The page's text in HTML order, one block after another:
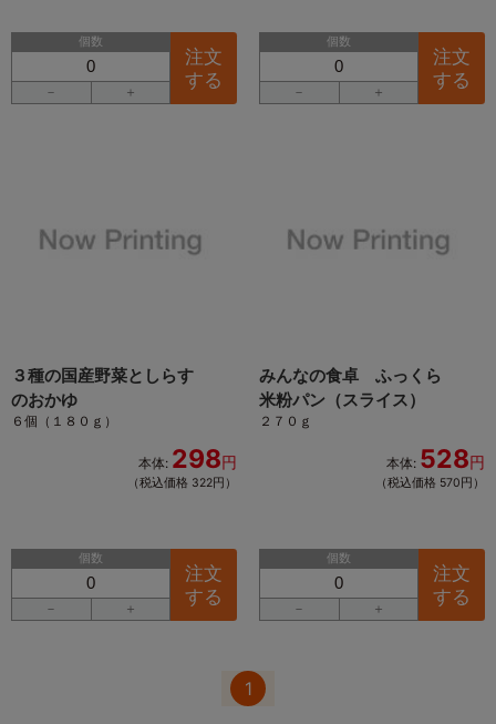
個数
－ ＋
注文
する
個数
－ ＋
注文
する
３種の国産野菜としらす
のおかゆ
６個（１８０ｇ）
本体: 298円
（税込価格 322円）
個数
－ ＋
注文
する
みんなの食卓 ふっくら
米粉パン（スライス）
２７０ｇ
本体: 528円
（税込価格 570円）
個数
－ ＋
注文
する
1